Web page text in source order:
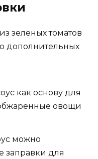
зеленых томатов
дополнительных
как основу для
овощи
можно
заправки для